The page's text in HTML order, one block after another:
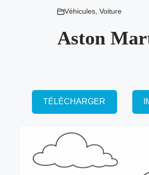
Véhicules, Voiture
Aston
TÉLÉCHARGER